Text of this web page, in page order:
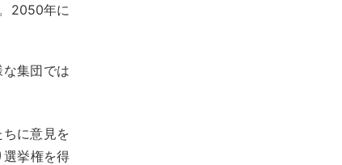
2050年に
集団では
に意見を
挙権を得